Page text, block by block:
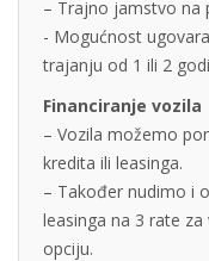
– Trajno jamstvo na
- Mogućnost
trajanju od 1 ili 2
Financiranje vozila
– Vozila možemo
kredita ili leasinga.
– Također nudimo i
leasinga na 3 rate
opciju.